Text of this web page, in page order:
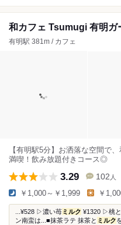
和カフェ Tsumugi 有明ガ
有明駅 381m / カフェ
【有明駅5分】お洒落な空間で
満喫！飲み放題付きコース◎
3.29 102 人
￥1,000～￥1,999 ￥
...¥528 ▷濃い苺ミルク ¥1320 ▷桃
ン南蛮は...■抹茶ラテ 抹茶と ミルク